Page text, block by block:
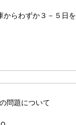
からわずか３－５日を
問題について